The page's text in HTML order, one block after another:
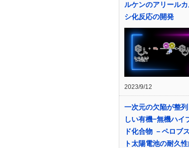
ルケンのアリール
シ化反応の開発
2023/9/12
一次元の欠陥が整
しい有機−無機ハイ
ド化合物 －ペロブ
ト太陽電池の耐久